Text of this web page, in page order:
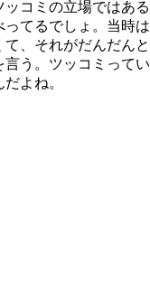
コミの立場ではある
てるでしょ。当時は
、それがだんだんと
言う。ツッコミってい
よね。